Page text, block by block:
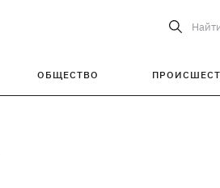
ОБЩЕСТВО